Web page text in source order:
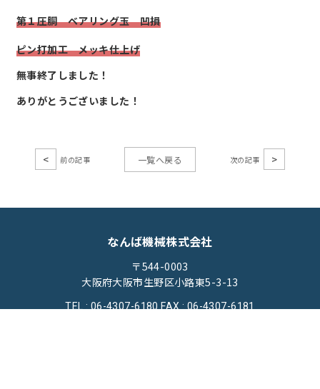
第１圧胴
ベアリング玉 凹損
ピン打加工 メッキ仕上げ
無事終了しました！
ありがとうございました！
< 一覧へ戻る >
なんば機械株式会社
〒544-0003
大阪府大阪市生野区小路東5-3-13
TEL : 06-4307-6180 FAX : 06-4307-6181